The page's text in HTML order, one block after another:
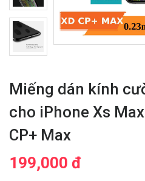
Miếng dán kính
cho iPhone Xs
CP+ Max
199,000 đ